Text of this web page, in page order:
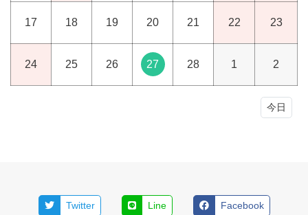
17 18 19 20 21 22 23
24 25 26 27 28 1 2
今日
Twitter Line Facebook